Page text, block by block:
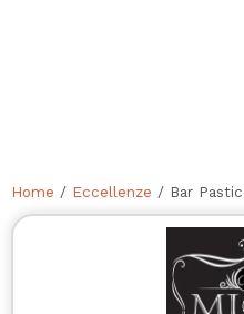
Home / Eccellenze / Bar